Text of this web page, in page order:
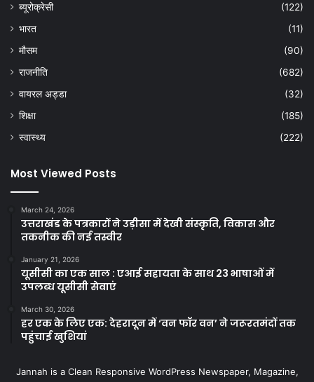
ब्यूरोक्रेसी
(122)
भारत
(11)
मौसम
(90)
राजनीति
(682)
वायरल अड्डा
(32)
शिक्षा
(185)
स्वास्थ्य
(222)
Most Viewed Posts
March 24, 2026
उत्तराखंड के पत्रकारों ने उड़ीसा में देखी संस्कृति, विकास और
तकनीक की नई तस्वीर
January 21, 2026
यूसीसी का एक साल : एआई सहायता के साथ 23 भाषाओं में
उपलब्ध यूसीसी सेवाएं
March 30, 2026
हर एक के लिए एक: देहरादून में ‘वन फॉर वन’ ने जरूरतमंदों तक
पहुंचाई खुशियां
Jannah is a Clean Responsive WordPress Newspaper, Magazine,